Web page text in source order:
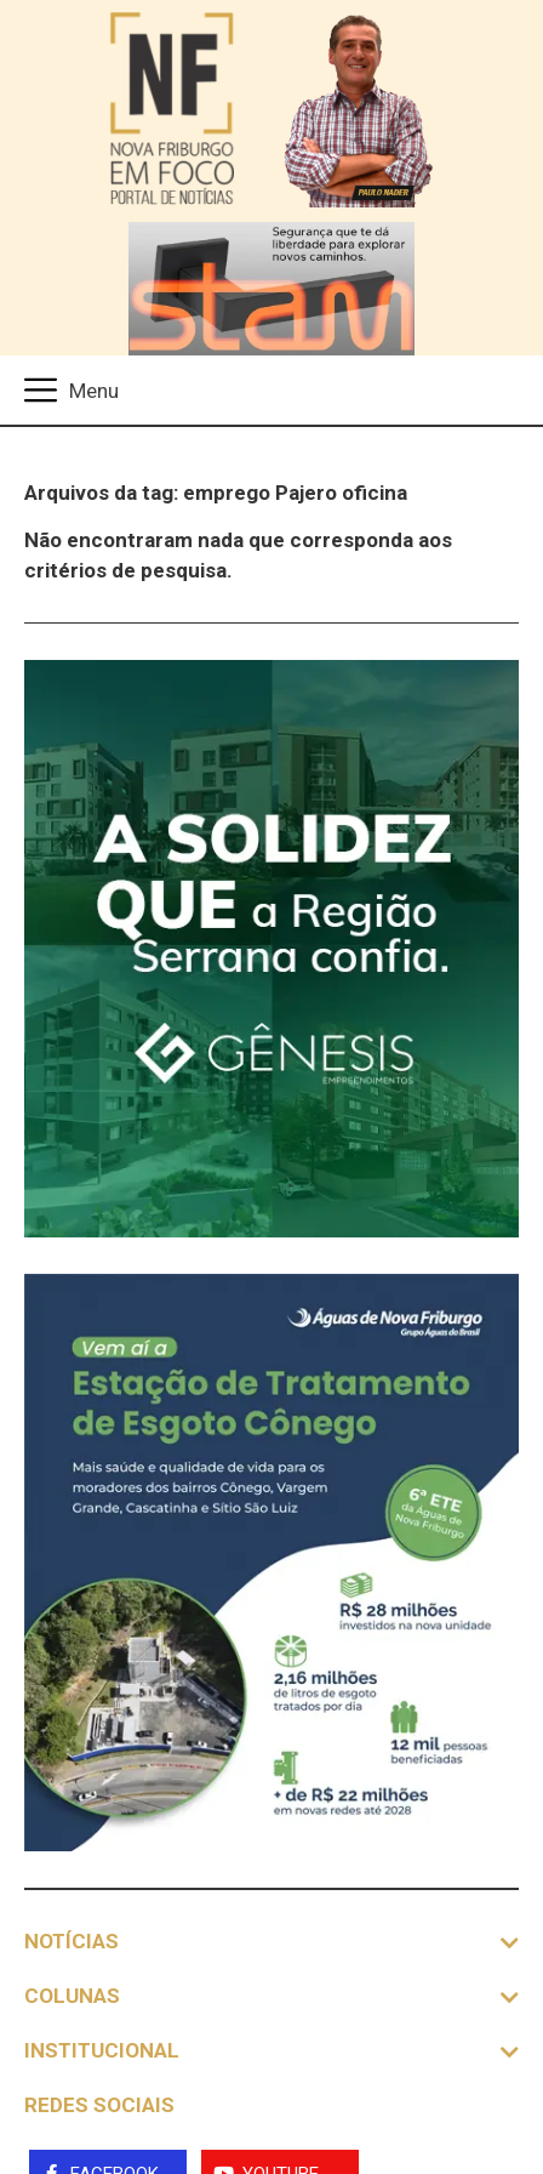
Arquivos da tag: emprego Pajero oficina
Não encontraram nada que corresponda aos
critérios de pesquisa.
NOTÍCIAS
COLUNAS
INSTITUCIONAL
REDES SOCIAIS